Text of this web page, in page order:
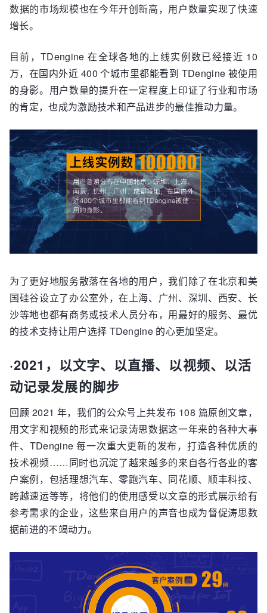
数据的市场规模也在今年开创新高，用户数量实现了快速
增长。
目前，TDengine 在全球各地的上线实例数已经接近 10
万，在国内外近 400 个城市里都能看到 TDengine 被使用
的身影。用户数量的提升在一定程度上印证了行业和市场
的肯定，也成为激励技术和产品进步的最佳推动力量。
为了更好地服务散落在各地的用户，我们除了在北京和美
国硅谷设立了办公室外，在上海、广州、深圳、西安、长
沙等地也都有商务或技术人员分布，用最好的服务、最优
的技术支持让用户选择 TDengine 的心更加坚定。
·2021，以文字、以直播、以视频、以活
动记录发展的脚步
回顾 2021 年，我们的公众号上共发布 108 篇原创文章，
用文字和视频的形式来记录涛思数据这一年来的各种大事
件、TDengine 每一次重大更新的发布，打造各种优质的
技术视频……同时也沉淀了越来越多的来自各行各业的客
户案例，包括理想汽车、零跑汽车、同花顺、顺丰科技、
跨越速运等等，将他们的使用感受以文章的形式展示给有
参考需求的企业，这些来自用户的声音也成为督促涛思数
据前进的不竭动力。